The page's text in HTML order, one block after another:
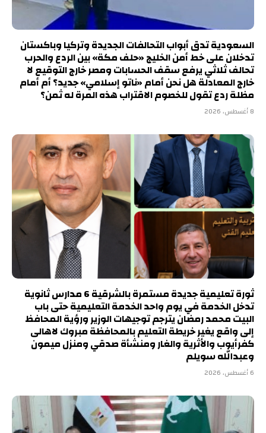
السعودية تدق أبواب التحالفات الجديدة وتركيا وباكستان
تدخلان على خط أمن الخليج «حلف مكة» بين الردع والحرب
تحالف ثلاثي يرفع سقف الحسابات ومصر خارج التوقيع لا
خارج المعادلة هل نحن أمام «ناتو إسلامي» جديد؟ أم أمام
مظلة ردع تقول للخصوم الاقتراب هذه المرة له ثمن؟
8 أغسطس، 2026
ثورة تعليمية جديدة مستمرة بالشرقية 6 مدارس ثانوية
تدخل الخدمة في يوم واحد الخدمة التعليمية حتى باب
البيت محمد رمضان يترجم توجيهات الوزير ورؤية المحافظ
إلى واقع يغير خريطة التعليم بالمحافظة مبروك لاهالى
كفرأيوب والأثرية والغار ومنشأة صدقي ومنزل ميمون
وعبدالله سويلم
6 أغسطس، 2026